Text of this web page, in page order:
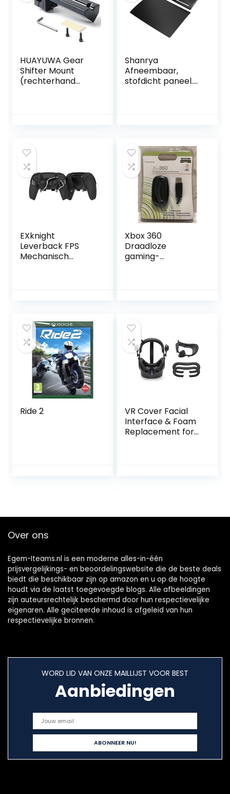
HUAYUWA Gear
Shifter Mount
(rechterhand
Compatibel met
Logitech G923
G920 G29 G27 G25
Racing Wheel
Accessoires
Shanrya
Afneembaar,
stofdicht paneel.
EXknight
Leverback FPS
Mechanisch
Xbox 360
Draadloze
gaming-
Ride 2
VR Cover Facial
Interface & Foam
Replacement for
Over ons
Egem-Iteams.nl is een moderne alles-in-één
prijsvergelijkings- en beoordelingswebsite die de beste deals
biedt die beschikbaar zijn op amazon en u op de hoogte
houdt via de laatst toegevoegde blogs. Alle afbeeldingen
zijn auteursrechtelijk beschermd door hun respectievelijke
eigenaren. Alle geciteerde inhoud is afgeleid van hun
respectievelijke bronnen.
WORD LID VAN ONZE MAILLIJST VOOR BEST
Aanbiedingen